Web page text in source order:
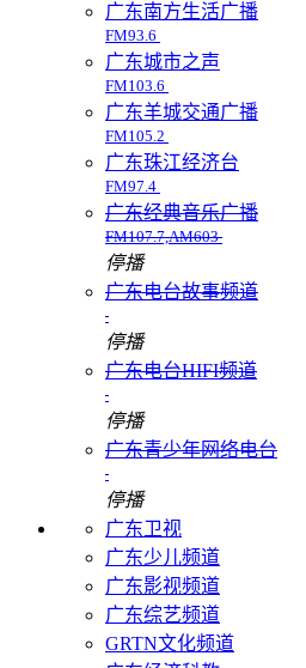
广东南方生活广播
FM93.6
广东城市之声
FM103.6
广东羊城交通广播
FM105.2
广东珠江经济台
FM97.4
广东经典音乐广播
FM107.7,AM603
停播
广东电台故事频道
停播
广东电台HIFI频道
停播
广东青少年网络电台
停播
广东卫视
广东少儿频道
广东影视频道
广东综艺频道
GRTN文化频道